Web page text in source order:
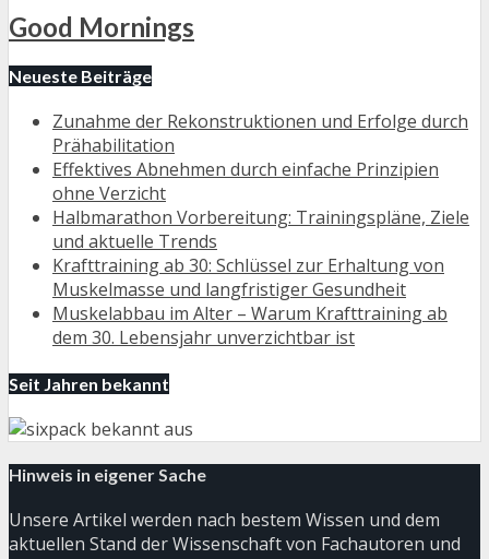
Good Mornings
Neueste Beiträge
Zunahme der Rekonstruktionen und Erfolge durch
Prähabilitation
Effektives Abnehmen durch einfache Prinzipien
ohne Verzicht
Halbmarathon Vorbereitung: Trainingspläne, Ziele
und aktuelle Trends
Krafttraining ab 30: Schlüssel zur Erhaltung von
Muskelmasse und langfristiger Gesundheit
Muskelabbau im Alter – Warum Krafttraining ab
dem 30. Lebensjahr unverzichtbar ist
Seit Jahren bekannt
Hinweis in eigener Sache
Unsere Artikel werden nach bestem Wissen und dem
aktuellen Stand der Wissenschaft von Fachautoren und